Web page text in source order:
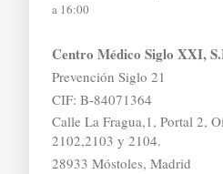
a 16:00
Centro Médico Siglo XXI,
Prevención Siglo 21
CIF: B-84071364
Calle La Fragua,1, Portal 2,
2102,2103 y 2104.
28933 Móstoles, Madrid